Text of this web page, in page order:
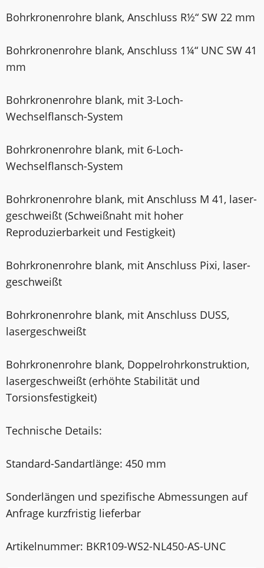
Bohrkronenrohre blank, Anschluss R½“ SW 22 mm
Bohrkronenrohre blank, Anschluss 1¼“ UNC SW 41
mm
Bohrkronenrohre blank, mit 3-Loch-
Wechselflansch-System
Bohrkronenrohre blank, mit 6-Loch-
Wechselflansch-System
Bohrkronenrohre blank, mit Anschluss M 41, laser­
geschweißt (Schweißnaht mit hoher
Reproduzierbarkeit und Festigkeit)
Bohrkronenrohre blank, mit Anschluss Pixi, laser­
geschweißt
Bohrkronenrohre blank, mit Anschluss DUSS,
laser­geschweißt
Bohrkronenrohre blank, Doppelrohrkonstruktion,
laser­geschweißt (erhöhte Stabilität und
Torsionsfestigkeit)
Technische Details:
Standard-Sandartlänge: 450 mm
Sonderlängen und spezifische Abmessungen auf
Anfrage kurzfristig lieferbar
Artikelnummer: BKR109-WS2-NL450-AS-UNC